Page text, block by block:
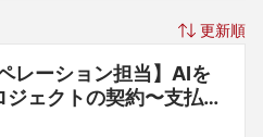
更新順
レーション担当】AIを
ェクトの契約〜支払管